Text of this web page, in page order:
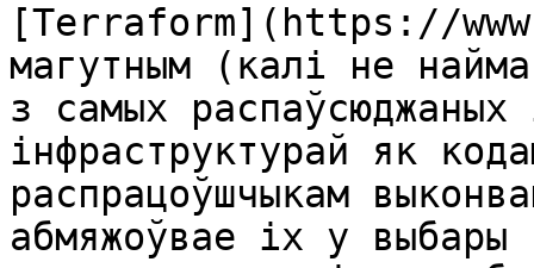
[Terraform](https://
магутным (калі не
з самых распаўсюджаных
інфраструктурай як
распрацоўшчыкам
абмяжоўвае іх у